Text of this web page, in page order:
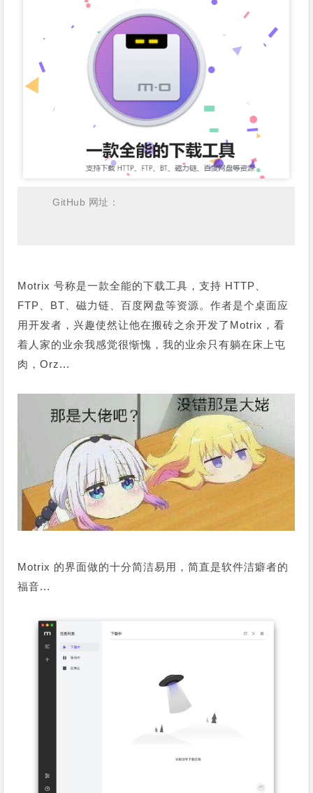
GitHub 网址：
Motrix 号称是一款全能的下载工具，支持 HTTP、
FTP、BT、磁力链、百度网盘等资源。作者是个桌面应
用开发者，兴趣使然让他在搬砖之余开发了Motrix，看
着人家的业余我感觉很惭愧，我的业余只有躺在床上屯
肉，Orz...
Motrix 的界面做的十分简洁易用，简直是软件洁癖者的
福音...